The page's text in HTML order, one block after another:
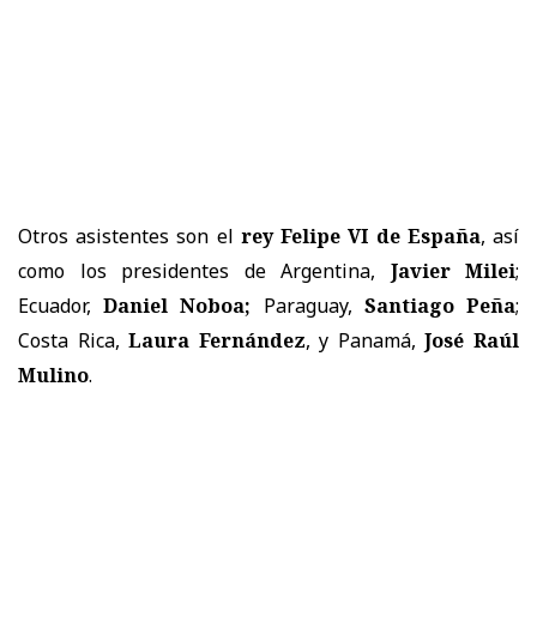
Otros asistentes son el rey Felipe VI de España, así
como los presidentes de Argentina, Javier Milei;
Ecuador,Daniel Noboa; Paraguay, Santiago Peña;
Costa Rica,Laura Fernández, y Panamá,José Raúl
Mulino.